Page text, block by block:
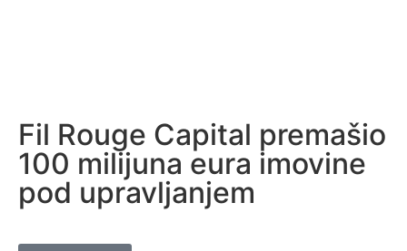
Fil Rouge Capital premašio
100 milijuna eura imovine
pod upravljanjem